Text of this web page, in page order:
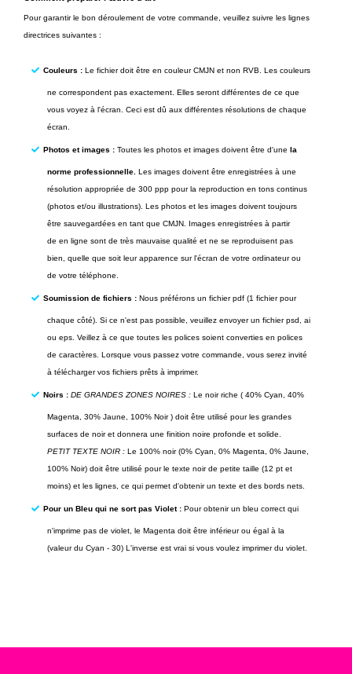
Pour garantir le bon déroulement de votre commande, veuillez suivre les lignes
directrices suivantes :
Couleurs : Le fichier doit être en couleur CMJN et non RVB. Les couleurs
ne correspondent pas exactement. Elles seront différentes de ce que
vous voyez à l'écran. Ceci est dû aux différentes résolutions de chaque
écran.
Photos et images : Toutes les photos et images doivent être d'une la
norme professionnelle. Les images doivent être enregistrées à une
résolution appropriée de 300 ppp pour la reproduction en tons continus
(photos et/ou illustrations). Les photos et les images doivent toujours
être sauvegardées en tant que CMJN . Images enregistrées à partir
de en ligne sont de très mauvaise qualité et ne se reproduisent pas
bien, quelle que soit leur apparence sur l'écran de votre ordinateur ou
de votre téléphone.
Soumission de fichiers : Nous préférons un fichier pdf (1 fichier pour
chaque côté). Si ce n'est pas possible, veuillez envoyer un fichier psd, ai
ou eps. Veillez à ce que toutes les polices soient converties en polices
de caractères. Lorsque vous passez votre commande, vous serez invité
à télécharger vos fichiers prêts à imprimer.
Noirs : DE GRANDES ZONES NOIRES : Le noir riche ( 40% Cyan, 40%
Magenta, 30% Jaune, 100% Noir ) doit être utilisé pour les grandes
surfaces de noir et donnera une finition noire profonde et solide.
PETIT TEXTE NOIR : Le 100% noir (0% Cyan, 0% Magenta, 0% Jaune,
100% Noir) doit être utilisé pour le texte noir de petite taille (12 pt et
moins) et les lignes, ce qui permet d'obtenir un texte et des bords nets.
Pour un Bleu qui ne sort pas Violet : Pour obtenir un bleu correct qui
n'imprime pas de violet, le Magenta doit être inférieur ou égal à la
(valeur du Cyan - 30) L'inverse est vrai si vous voulez imprimer du violet.